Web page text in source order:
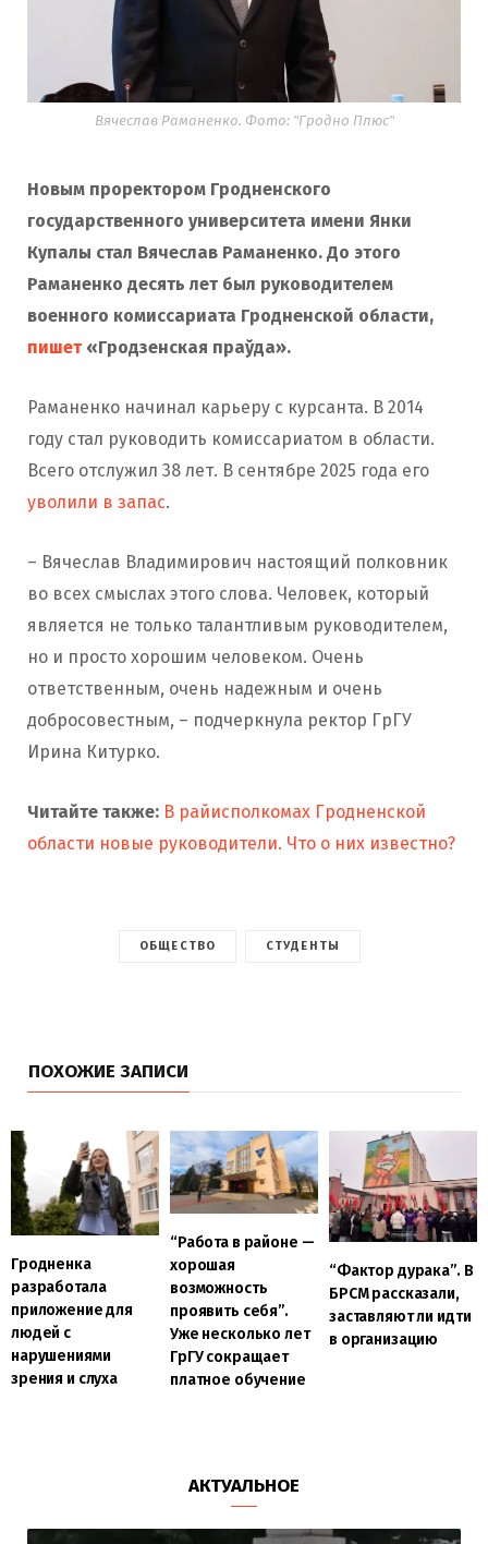
Вячеслав Раманенко. Фото: "Гродно Плюс"
Новым проректором Гродненского
государственного университета имени Янки
Купалы стал Вячеслав Раманенко. До этого
Раманенко десять лет был руководителем
военного комиссариата Гродненской области,
пишет«Гродзенская праўда».
Раманенко начинал карьеру с курсанта. В 2014
году стал руководить комиссариатом в области.
Всего отслужил 38 лет. В сентябре 2025 года его
уволили в запас.
– Вячеслав Владимирович настоящий полковник
во всех смыслах этого слова. Человек, который
является не только талантливым руководителем,
но и просто хорошим человеком. Очень
ответственным, очень надежным и очень
добросовестным, – подчеркнула ректор ГрГУ
Ирина Китурко.
Читайте также: В райисполкомах Гродненской
области новые руководители. Что о них известно?
ОБЩЕСТВО СТУДЕНТЫ
ПОХОЖИЕ ЗАПИСИ
Гродненка
разработала
приложение для
людей с
нарушениями
зрения и слуха
“Работа в районе —
хорошая
возможность
проявить себя”.
Уже несколько лет
ГрГУ сокращает
платное обучение
“Фактор дурака”. В
БРСМ рассказали,
заставляют ли идти
в организацию
АКТУАЛЬНОЕ